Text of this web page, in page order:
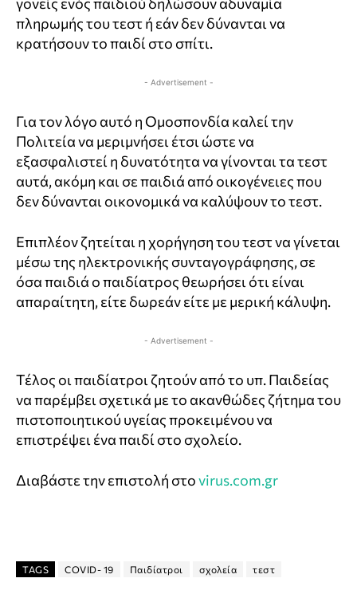
πληρωμής του τεστ ή εάν δεν δύνανται να
κρατήσουν το παιδί στο σπίτι.
- Advertisement -
Για τον λόγο αυτό η Ομοσπονδία καλεί την
Πολιτεία να μεριμνήσει έτσι ώστε να
εξασφαλιστεί η δυνατότητα να γίνονται τα τεστ
αυτά, ακόμη και σε παιδιά από οικογένειες που
δεν δύνανται οικονομικά να καλύψουν το τεστ.
Επιπλέον ζητείται η χορήγηση του τεστ να γίνεται
μέσω της ηλεκτρονικής συνταγογράφησης, σε
όσα παιδιά ο παιδίατρος θεωρήσει ότι είναι
απαραίτητη, είτε δωρεάν είτε με μερική κάλυψη.
- Advertisement -
Τέλος οι παιδίατροι ζητούν από το υπ. Παιδείας
να παρέμβει σχετικά με το ακανθώδες ζήτημα του
πιστοποιητικού υγείας προκειμένου να
επιστρέψει ένα παιδί στο σχολείο.
Διαβάστε την επιστολή στοvirus.com.gr
TAGS CΟVID- 19 Παιδίατροι σχολεία τεστ